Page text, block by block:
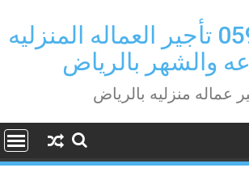
0596042802 تأجير العماله المنزليه
والشهر بالرياض
عماله منزليه بالرياض